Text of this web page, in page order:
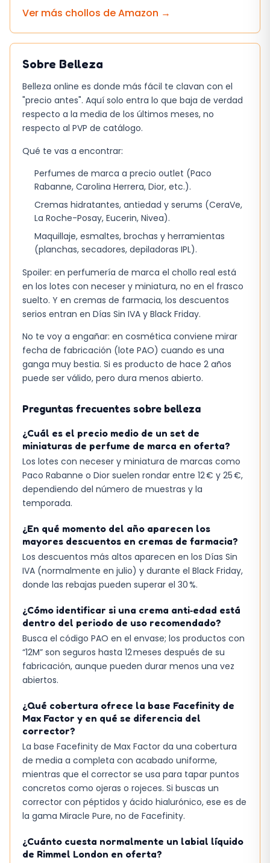
calidad que un frasco de vidrio.
Un detalle que puede molestar a usuarios con
piel muy seca es que la bruma no aporta
con componentes humectantes, por lo que, en
climas fríos, conviene combinarla con una
loción previa.
Volumen: 250 ml, suficiente para uso
frecuente durante varias semanas.
Tipo de fragancia: floral y afrutada,
adecuada para día y tarde.
Aplicación: spray fino que se absorbe
rápidamente.
marca GUESS suele situarse en un rango medio,
y la cantidad ofrecida justifica el coste si se
valora la consistencia del aroma. No obstante,
quien busque una fragancia de larga duración y
alta proyección quizá deba explorar
alternativas más especializadas.
Para quien necesita una bruma que acompañe
el día sin complicaciones, la GUESS Bruma
siempre que se tenga presente que no
sustituye a una crema hidratante en climas
secos.
Ver más chollos deAmazon →
Sobre Belleza
Belleza online es donde más fácil te clavan con el
"precio antes". Aquí solo entra lo que baja de verdad
respecto a la media de los últimos meses, no
respecto al PVP de catálogo.
Qué te vas a encontrar:
Perfumes de marca a precio outlet (Paco
Rabanne, Carolina Herrera, Dior, etc.).
Cremas hidratantes, antiedad y serums (CeraVe,
La Roche-Posay, Eucerin, Nivea).
Maquillaje, esmaltes, brochas y herramientas
(planchas, secadores, depiladoras IPL).
Spoiler: en perfumería de marca el chollo real está
en los lotes con neceser y miniatura, no en el frasco
suelto. Y en cremas de farmacia, los descuentos
serios entran en Días Sin IVA y Black Friday.
No te voy a engañar: en cosmética conviene mirar
fecha de fabricación (lote PAO) cuando es una
ganga muy bestia. Si es producto de hace 2 años
puede ser válido, pero dura menos abierto.
Preguntas frecuentes sobre belleza
¿Cuál es el precio medio de un set de
miniaturas de perfume de marca en oferta?
Los lotes con neceser y miniatura de marcas como
Paco Rabanne o Dior suelen rondar entre 12 € y 25 €,
dependiendo del número de muestras y la
temporada.
¿En qué momento del año aparecen los
mayores descuentos en cremas de farmacia?
Los descuentos más altos aparecen en los Días Sin
IVA (normalmente en julio) y durante el Black Friday,
donde las rebajas pueden superar el 30 %.
¿Cómo identificar si una crema anti‑edad está
dentro del periodo de uso recomendado?
Busca el código PAO en el envase; los productos con
“12M” son seguros hasta 12 meses después de su
fabricación, aunque pueden durar menos una vez
abiertos.
¿Qué cobertura ofrece la base Facefinity de
Max Factor y en qué se diferencia del
corrector?
La base Facefinity de Max Factor da una cobertura
de media a completa con acabado uniforme,
mientras que el corrector se usa para tapar puntos
concretos como ojeras o rojeces. Si buscas un
corrector con péptidos y ácido hialurónico, ese es de
la gama Miracle Pure, no de Facefinity.
¿Cuánto cuesta normalmente un labial líquido
de Rimmel London en oferta?